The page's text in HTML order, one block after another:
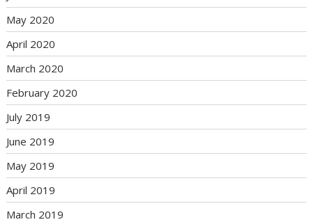
May 2020
April 2020
March 2020
February 2020
July 2019
June 2019
May 2019
April 2019
March 2019